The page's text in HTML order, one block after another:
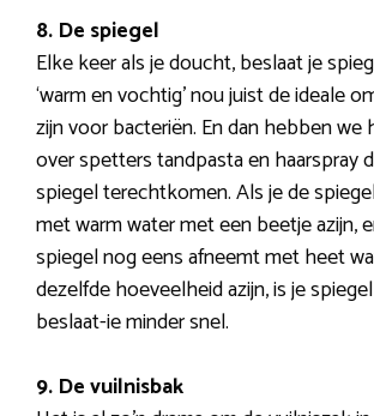
8. De spiegel
Elke keer als je doucht, beslaat je
‘warm en vochtig’ nou juist de ideale
zijn voor bacteriën. En dan hebben
over spetters tandpasta en haarspray
spiegel terechtkomen. Als je de
met warm water met een beetje azijn,
spiegel nog eens afneemt met heet
dezelfde hoeveelheid azijn, is je
beslaat-ie minder snel.
9. De vuilnisbak